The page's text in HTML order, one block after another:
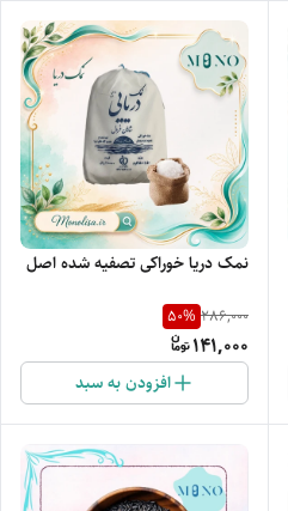
نمک دریا خوراکی تصفیه شده اصل
286,000
50%
141,000
افزودن به سبد